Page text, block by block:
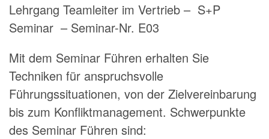
Lehrgang Teamleiter im Vertrieb – S+P
Seminar – Seminar-Nr. E03
Mit dem Seminar Führen erhalten Sie
Techniken für anspruchsvolle
Führungssituationen, von der Zielvereinbarung
bis zum Konfliktmanagement. Schwerpunkte
des Seminar Führen sind: